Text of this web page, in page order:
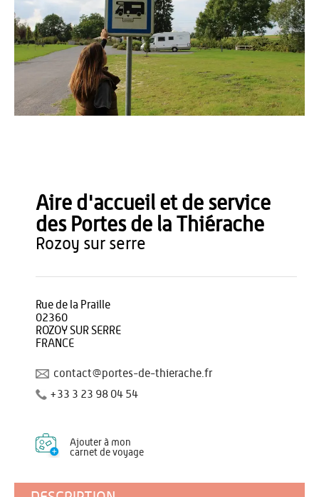
Aire d'accueil et de service
des Portes de la Thiérache
rozoy sur serre
Rue de la Praille
02360
ROZOY SUR SERRE
FRANCE
contact@portes-de-thierache.fr
+33 3 23 98 04 54
Ajouter à mon
carnet de voyage